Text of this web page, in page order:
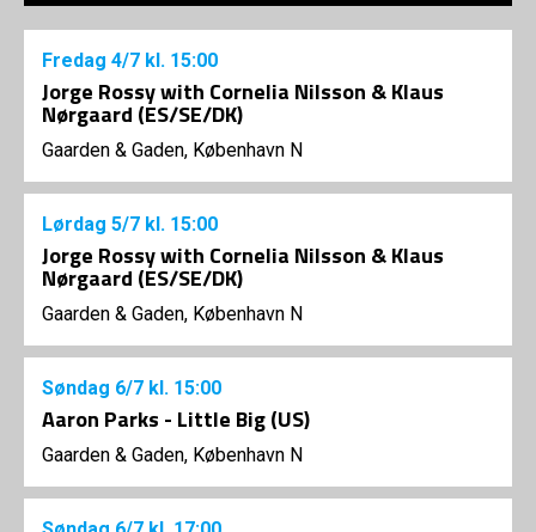
Fredag 4/7 kl. 15:00
Jorge Rossy with Cornelia Nilsson & Klaus
Nørgaard (ES/SE/DK)
Gaarden & Gaden, København N
Lørdag 5/7 kl. 15:00
Jorge Rossy with Cornelia Nilsson & Klaus
Nørgaard (ES/SE/DK)
Gaarden & Gaden, København N
Søndag 6/7 kl. 15:00
Aaron Parks - Little Big (US)
Gaarden & Gaden, København N